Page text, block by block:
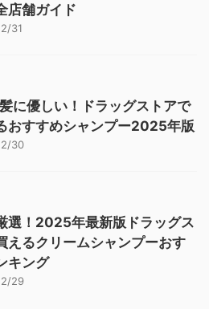
店舗ガイド
31
に優しい！ドラッグストアで
おすすめシャンプー2025年版
30
選！2025年最新版ドラッグス
えるクリームシャンプーおす
キング
29